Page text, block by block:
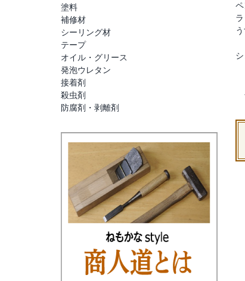
塗料
補修材
シーリング材
テープ
オイル・グリース
発泡ウレタン
接着剤
殺虫剤
防腐剤・剥離剤